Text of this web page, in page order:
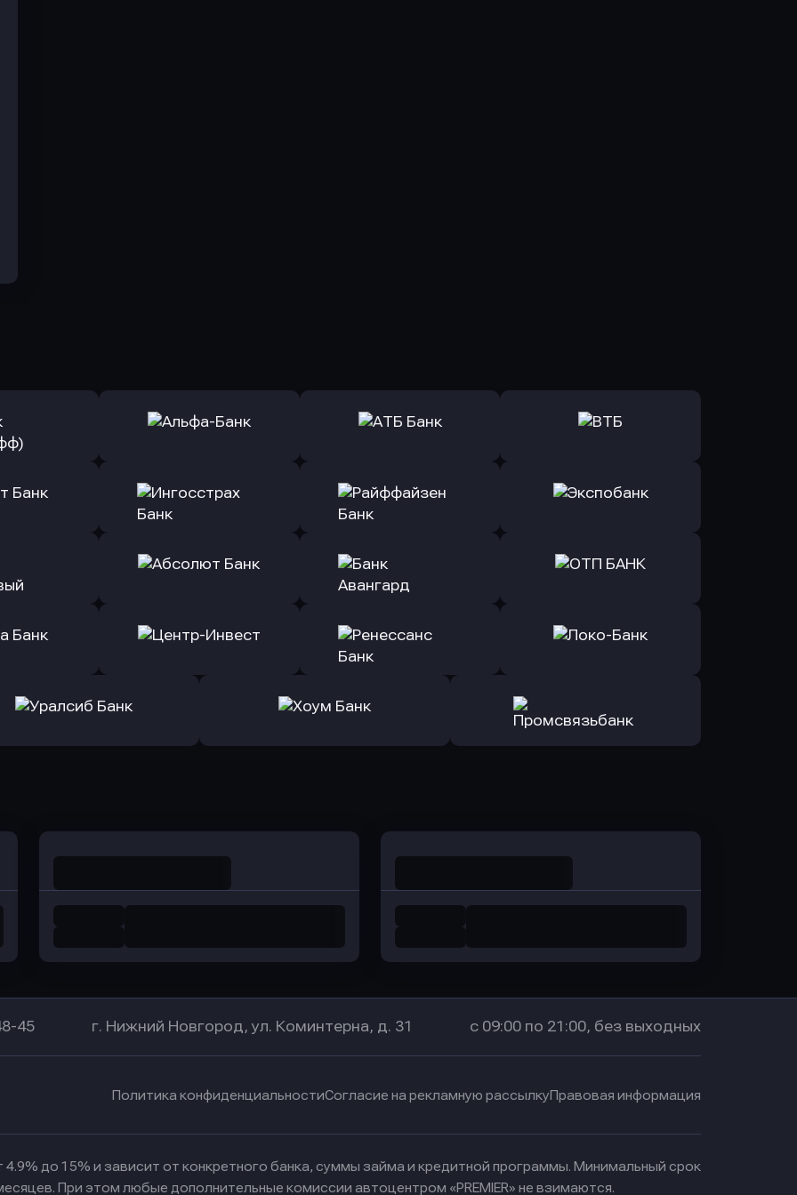
заявку
Оправить заявку
в Альфа-Банк
Оправить заявку
в АТБ Банк
Оправить заявку
заявку
Банк
Оправить заявку
Оправить заявку
в Райффайзен Банк
Оправить заявку
заявку
Оправить заявку
Оправить заявку
в Банк Авангард
Оправить заявку
заявку
Оправить заявку
в Локо-Банк
45 г. Нижний Новгород, ул. Коминтерна, д. 31 с 09:00 по 21:00, без выходных
Политика конфиденциальностиСогласие на рекламную рассылкуПравовая информация
4.9% до 15% и зависит от конкретного банка, суммы займа и кредитной программы. Минимальный срок
При этом любые дополнительные комиссии автоцентром «PREMIER» не взимаются.